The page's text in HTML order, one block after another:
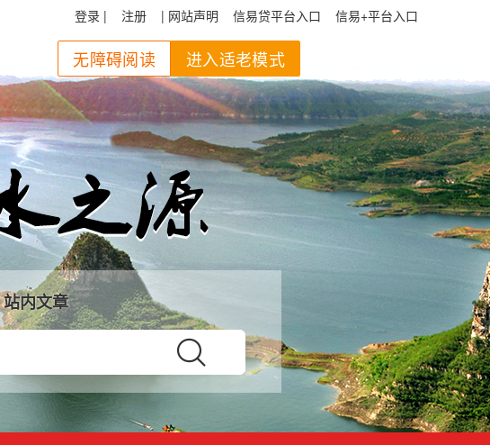
登录 | 注册 | 网站声明 信易贷平台入口 信易+平台入口
站内文章
进入适老模式
无障碍阅读